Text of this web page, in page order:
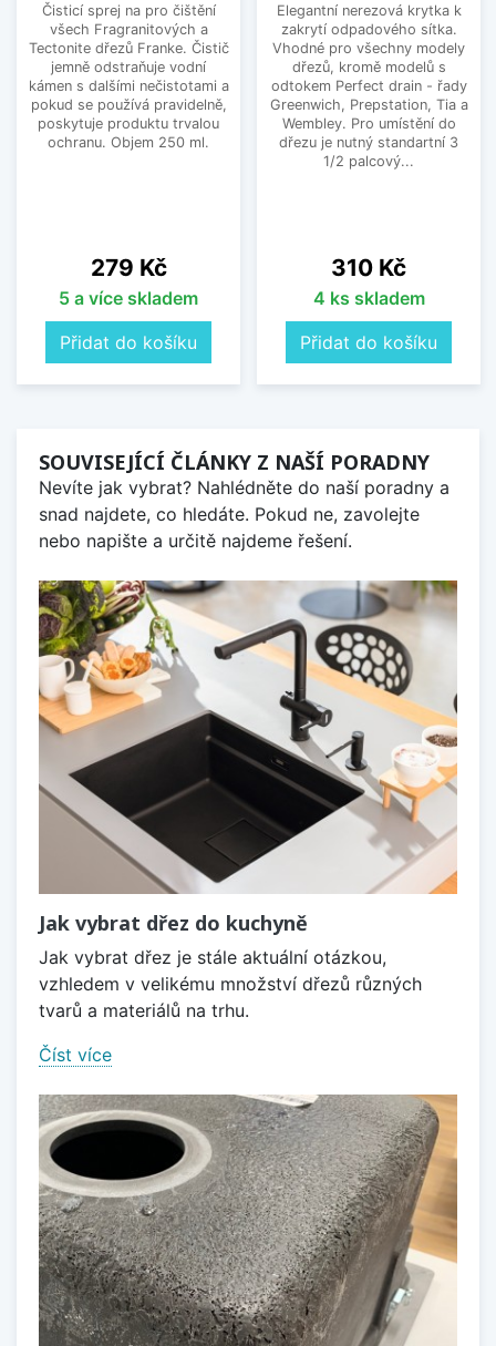
Čisticí sprej na pro čištění
všech Fragranitových a
Tectonite dřezů Franke. Čistič
jemně odstraňuje vodní
kámen s dalšími nečistotami a
pokud se používá pravidelně,
poskytuje produktu trvalou
ochranu. Objem 250 ml.
Cena
279 Kč
5 a více skladem
Přidat do košíku
Elegantní nerezová krytka k
zakrytí odpadového sítka.
Vhodné pro všechny modely
dřezů, kromě modelů s
odtokem Perfect drain - řady
Greenwich, Prepstation, Tia a
Wembley. Pro umístění do
dřezu je nutný standartní 3
1/2 palcový...
Cena
310 Kč
4 ks skladem
Přidat do košíku
SOUVISEJÍCÍ ČLÁNKY Z NAŠÍ PORADNY
Nevíte jak vybrat? Nahlédněte do naší poradny a
snad najdete, co hledáte. Pokud ne, zavolejte
nebo napište a určitě najdeme řešení.
Jak vybrat dřez do kuchyně
Jak vybrat dřez je stále aktuální otázkou,
vzhledem v velikému množství dřezů různých
tvarů a materiálů na trhu.
Číst více